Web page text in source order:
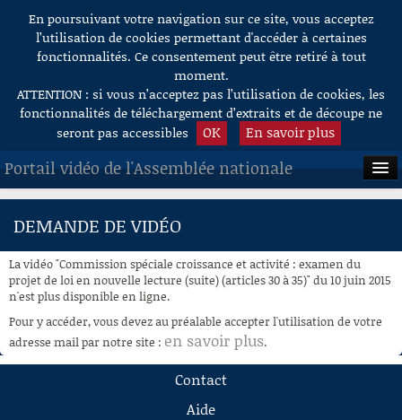
Aller au contenu
En poursuivant votre navigation sur ce site, vous acceptez
l’utilisation de cookies permettant d'accéder à certaines
fonctionnalités. Ce consentement peut être retiré à tout
moment.
ATTENTION : si vous n’acceptez pas l’utilisation de cookies, les
fonctionnalités de téléchargement d’extraits et de découpe ne
seront pas accessibles
OK En savoir plus
Portail vidéo de l'Assemblée nationale
ACCUEIL
À LA DEMANDE
RECHERCHE
AIDE À LA DÉCOUPE
DE VIDÉOS
DEMANDE DE VIDÉO
La vidéo "Commission spéciale croissance et activité : examen du
projet de loi en nouvelle lecture (suite) (articles 30 à 35)" du 10 juin 2015
n'est plus disponible en ligne.
Pour y accéder, vous devez au préalable accepter l'utilisation de votre
adresse mail par notre site : en savoir plus.
Contact
Aide